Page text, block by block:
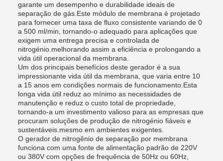
garante um desempenho e durabilidade ideais de
separação de gás.Este módulo de membrana é projetado
para fornecer uma taxa de fluxo consistente variando de 0
a 500 ml/min, tornando-o adequado para aplicações que
exigem uma entrega precisa e controlada de
nitrogénio.melhorando assim a eficiência e prolongando a
vida útil operacional da membrana.
Um dos principais benefícios deste gerador é a sua
impressionante vida útil da membrana, que varia entre 10
a 15 anos em condições normais de funcionamento.Esta
longa vida útil reduz ao mínimo as necessidades de
manutenção e reduz o custo total de propriedade,
tornando-a um investimento valioso para as empresas que
procuram soluções de produção de nitrogénio fiáveis e
sustentáveis.mesmo em ambientes exigentes.
O gerador de nitrogênio de separação por membrana
funciona com uma fonte de alimentação padrão de 220V
ou 380V com opções de frequência de 50Hz ou 60Hz,